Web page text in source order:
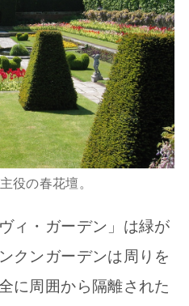
役の春花壇。
ィ・ガーデン」は緑が
クンガーデンは周りを
に周囲から隔離された